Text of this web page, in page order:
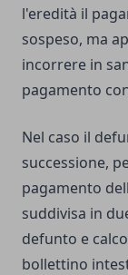
l'eredità il
sospeso, ma
incorrere in
pagamento
Nel caso il
successione,
pagamento
suddivisa in
defunto e
bollettino